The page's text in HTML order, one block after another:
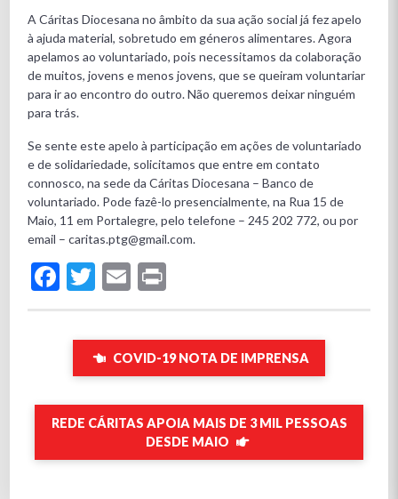
A Cáritas Diocesana no âmbito da sua ação social já fez apelo
à ajuda material, sobretudo em géneros alimentares. Agora
apelamos ao voluntariado, pois necessitamos da colaboração
de muitos, jovens e menos jovens, que se queiram voluntariar
para ir ao encontro do outro. Não queremos deixar ninguém
para trás.
Se sente este apelo à participação em ações de voluntariado
e de solidariedade, solicitamos que entre em contato
connosco, na sede da Cáritas Diocesana – Banco de
voluntariado. Pode fazê-lo presencialmente, na Rua 15 de
Maio, 11 em Portalegre, pelo telefone – 245 202 772, ou por
email – caritas.ptg@gmail.com.
Facebook
Twitter
Email
COVID-19 NOTA DE IMPRENSA
REDE CÁRITAS APOIA MAIS DE 3 MIL PESSOAS
DESDE MAIO